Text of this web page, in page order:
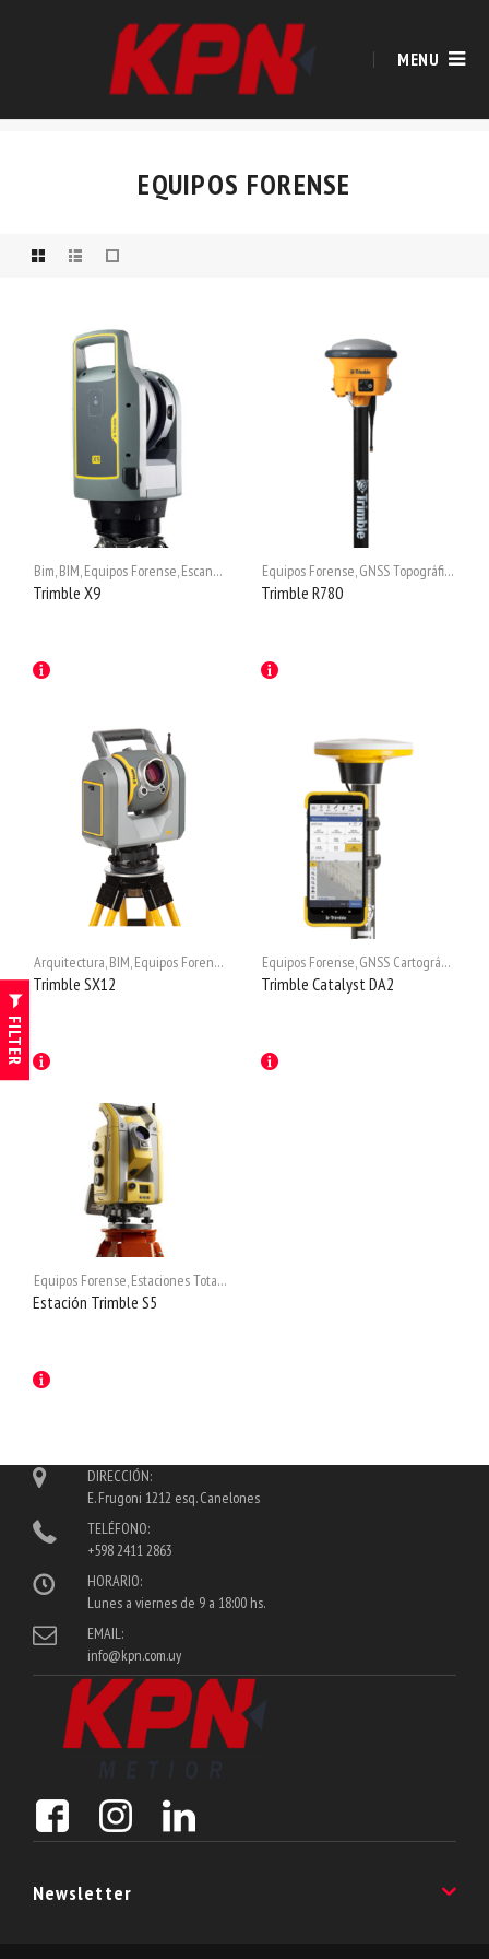
MENU
EQUIPOS FORENSE
Bim,BIM,Equipos Forense,Escaner 3D Escáner 3D ,Scan to BIM
Trimble X9
Equipos Forense,GNSS Topográficos
Trimble R780
Arquitectura,BIM,Equipos Forense Escáner,Escaner 3D,Escáner 3D,Ingeniería
Trimble SX12
Equipos Forense,GNSS Cartográficos
Trimble Catalyst DA2
Equipos Forense,Estaciones Totales
Estación Trimble S5
FILTER
DIRECCIÓN:
E. Frugoni 1212 esq. Canelones
TELÉFONO:
+598 2411 2863
HORARIO:
Lunes a viernes de 9 a 18:00 hs.
EMAIL:
info@kpn.com.uy
Newsletter